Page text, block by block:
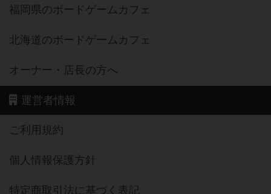
福岡県のボードゲームカフェ
北海道のボードゲームカフェ
オーナー・店長の方へ
運営者情報
ご利用規約
個人情報保護方針
特定商取引法に基づく表記